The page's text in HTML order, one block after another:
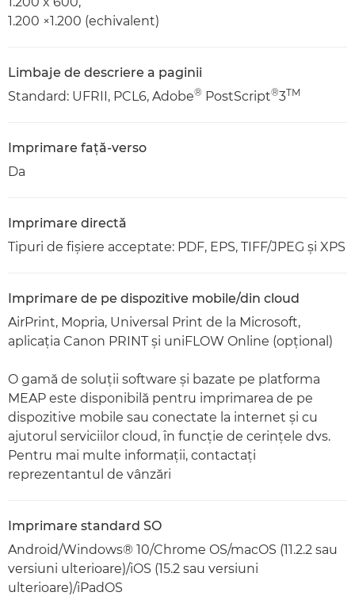
1.200 ×1.200 (echivalent)
Limbaje de descriere a paginii
Standard: UFRII, PCL6, Adobe® PostScript®3TM
Imprimare faţă-verso
Da
Imprimare directă
Tipuri de fişiere acceptate: PDF, EPS, TIFF/JPEG şi XPS
Imprimare de pe dispozitive mobile/din cloud
AirPrint, Mopria, Universal Print de la Microsoft,
aplicaţia Canon PRINT şi uniFLOW Online (opţional)
O gamă de soluţii software şi bazate pe platforma
MEAP este disponibilă pentru imprimarea de pe
dispozitive mobile sau conectate la internet şi cu
ajutorul serviciilor cloud, în funcţie de cerinţele dvs.
Pentru mai multe informaţii, contactaţi
reprezentantul de vânzări
Imprimare standard SO
Android/Windows® 10/Chrome OS/macOS (11.2.2 sau
versiuni ulterioare)/iOS (15.2 sau versiuni
ulterioare)/iPadOS